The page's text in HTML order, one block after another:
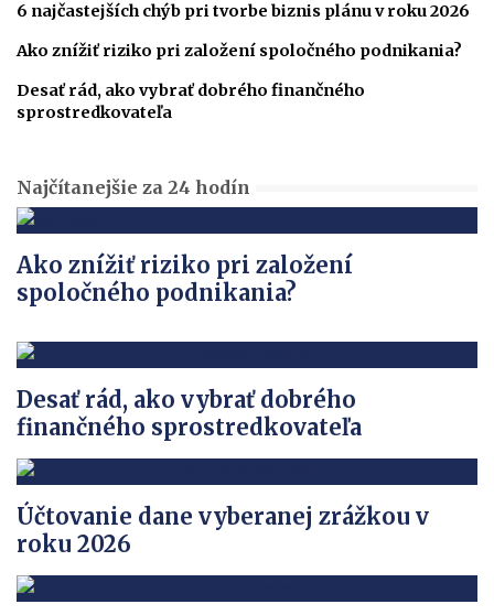
6 najčastejších chýb pri tvorbe biznis plánu v roku 2026
Ako znížiť riziko pri založení spoločného podnikania?
Desať rád, ako vybrať dobrého finančného
sprostredkovateľa
Najčítanejšie za 24 hodín
Ako znížiť riziko pri založení
spoločného podnikania?
Desať rád, ako vybrať dobrého
finančného sprostredkovateľa
Účtovanie dane vyberanej zrážkou v
roku 2026